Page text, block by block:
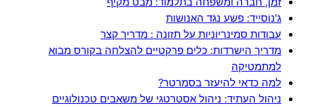
ג'נוסייד: פשע נגד האנושות
עבודות סמינריוניות על תזונה : מדריך קצר
מדריך הישרדות: כלים פרקטיים להצלחה בקורס מבוא
למתמטיקה
למה כדאי להיעזר בסמרטר?
ניהול העתיד: ניהול אסטרטגי של משאבים טכנולוגיים